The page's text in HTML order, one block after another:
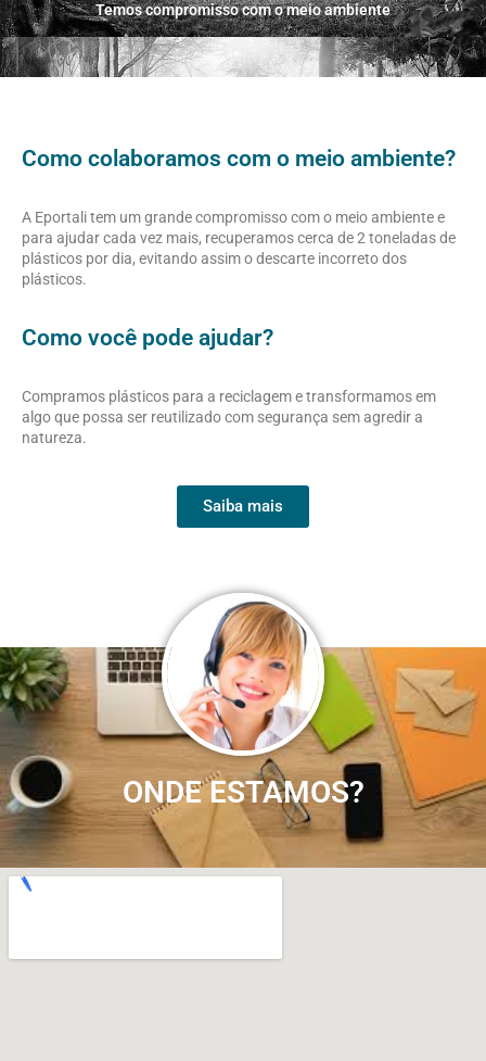
Temos compromisso com o meio ambiente
Como colaboramos com o meio ambiente?
A Eportali tem um grande compromisso com o meio ambiente e
para ajudar cada vez mais, recuperamos cerca de 2 toneladas de
plásticos por dia, evitando assim o descarte incorreto dos
plásticos.
Como você pode ajudar?
Compramos plásticos para a reciclagem e transformamos em
algo que possa ser reutilizado com segurança sem agredir a
natureza.
Saiba mais
ONDE ESTAMOS?